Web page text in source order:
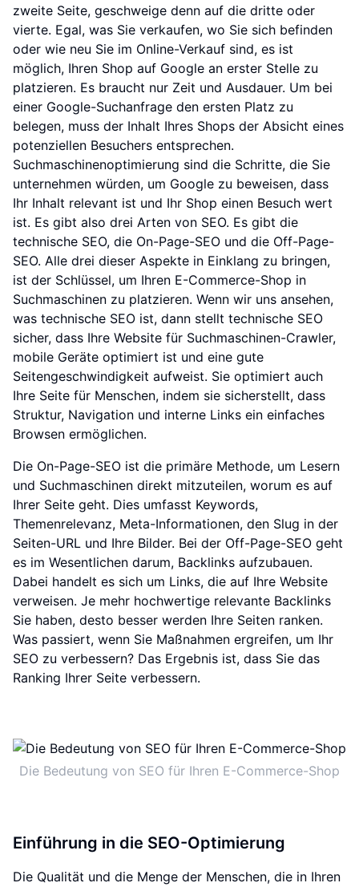
zweite Seite, geschweige denn auf die dritte oder
vierte. Egal, was Sie verkaufen, wo Sie sich befinden
oder wie neu Sie im Online-Verkauf sind, es ist
möglich, Ihren Shop auf Google an erster Stelle zu
platzieren. Es braucht nur Zeit und Ausdauer. Um bei
einer Google-Suchanfrage den ersten Platz zu
belegen, muss der Inhalt Ihres Shops der Absicht eines
potenziellen Besuchers entsprechen.
Suchmaschinenoptimierung sind die Schritte, die Sie
unternehmen würden, um Google zu beweisen, dass
Ihr Inhalt relevant ist und Ihr Shop einen Besuch wert
ist. Es gibt also drei Arten von SEO. Es gibt die
technische SEO, die On-Page-SEO und die Off-Page-
SEO. Alle drei dieser Aspekte in Einklang zu bringen,
ist der Schlüssel, um Ihren E-Commerce-Shop in
Suchmaschinen zu platzieren. Wenn wir uns ansehen,
was technische SEO ist, dann stellt technische SEO
sicher, dass Ihre Website für Suchmaschinen-Crawler,
mobile Geräte optimiert ist und eine gute
Seitengeschwindigkeit aufweist. Sie optimiert auch
Ihre Seite für Menschen, indem sie sicherstellt, dass
Struktur, Navigation und interne Links ein einfaches
Browsen ermöglichen.
Die On-Page-SEO ist die primäre Methode, um Lesern
und Suchmaschinen direkt mitzuteilen, worum es auf
Ihrer Seite geht. Dies umfasst Keywords,
Themenrelevanz, Meta-Informationen, den Slug in der
Seiten-URL und Ihre Bilder. Bei der Off-Page-SEO geht
es im Wesentlichen darum, Backlinks aufzubauen.
Dabei handelt es sich um Links, die auf Ihre Website
verweisen. Je mehr hochwertige relevante Backlinks
Sie haben, desto besser werden Ihre Seiten ranken.
Was passiert, wenn Sie Maßnahmen ergreifen, um Ihr
SEO zu verbessern? Das Ergebnis ist, dass Sie das
Ranking Ihrer Seite verbessern.
Die Bedeutung von SEO für Ihren E-Commerce-Shop
Einführung in die SEO-Optimierung
Die Qualität und die Menge der Menschen, die in Ihren